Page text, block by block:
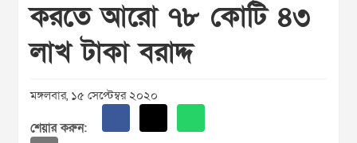
করতে আরো ৭৮ কোটি ৪৩
লাখ টাকা বরাদ্দ
মঙ্গলবার, ১৫ সেপ্টেম্বর ২০২০
শেয়ার করুন: